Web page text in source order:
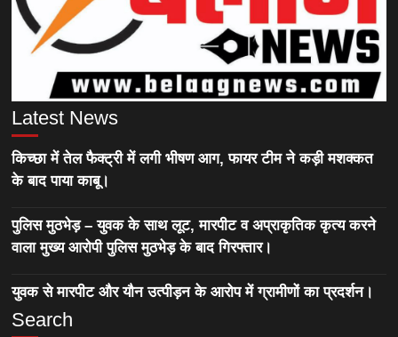
Latest News
किच्छा में तेल फैक्ट्री में लगी भीषण आग, फायर टीम ने कड़ी मशक्कत
के बाद पाया काबू।
पुलिस मुठभेड़ – युवक के साथ लूट, मारपीट व अप्राकृतिक कृत्य करने
वाला मुख्य आरोपी पुलिस मुठभेड़ के बाद गिरफ्तार।
युवक से मारपीट और यौन उत्पीड़न के आरोप में ग्रामीणों का प्रदर्शन।
Search